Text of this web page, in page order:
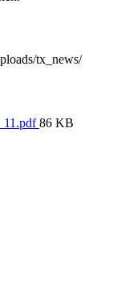
tx_news/
86 KB